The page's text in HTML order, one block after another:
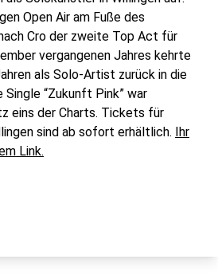
Open Air am Fuße des
Cro der zweite Top Act für
vergangenen Jahres kehrte
als Solo-Artist zurück in die
“Zukunft Pink” war
eins der Charts. Tickets für
sind ab sofort erhältlich. Ihr
Link.